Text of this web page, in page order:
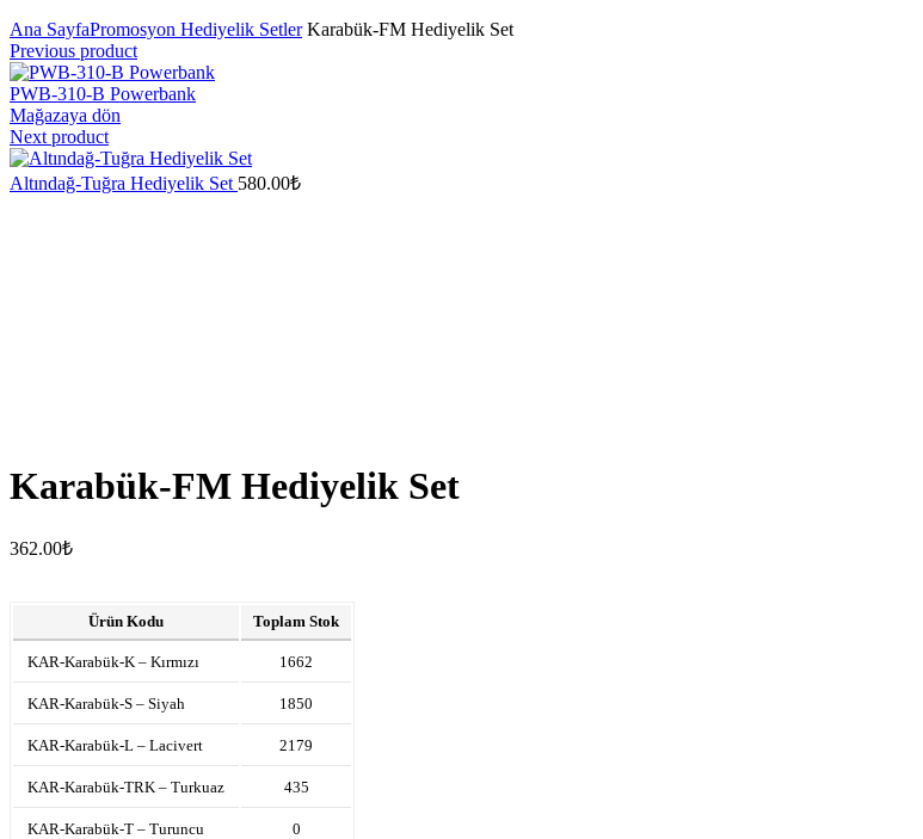
Ana SayfaPromosyon Hediyelik SetlerKarabük-FM Hediyelik Set
Previous product
PWB-310-B Powerbank
Mağazaya dön
Next product
Altındağ-Tuğra Hediyelik Set 580.00₺
Karabük-FM Hediyelik Set
362.00₺
Ürün Kodu Toplam Stok
KAR-Karabük-K – Kırmızı 1662
KAR-Karabük-S – Siyah 1850
KAR-Karabük-L – Lacivert 2179
KAR-Karabük-TRK – Turkuaz 435
KAR-Karabük-T – Turuncu 0